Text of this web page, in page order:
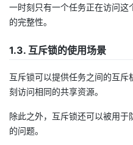
者
我
的
我
支
的
技
我
的
一时刻只有一个任务正在访问
的完整性。
1.3. 互斥锁的使用场景
互斥锁可以提供任务之间的互
刻访问相同的共享资源。
除此之外，互斥锁还可以被用
的问题。